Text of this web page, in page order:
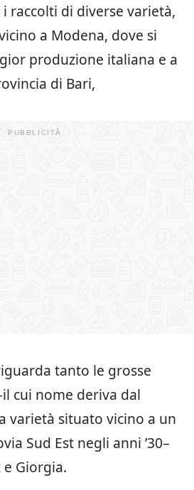
raccolti di diverse varietà,
a Modena, dove si
produzione italiana e a
di Bari,
tanto le grosse
cui nome deriva dal
varietà situato vicino a un
Sud Est negli anni ’30–
Giorgia.